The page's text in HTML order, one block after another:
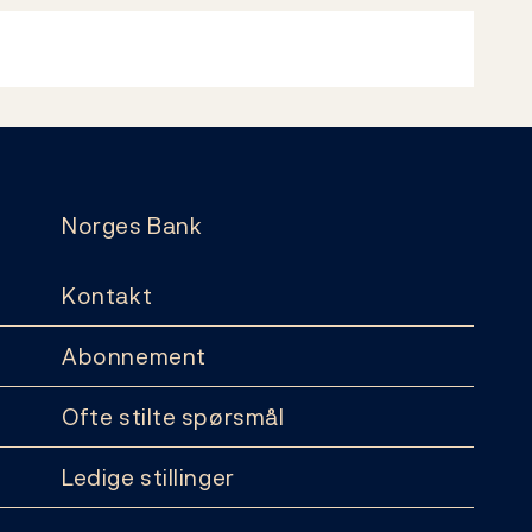
Norges Bank
Kontakt
Abonnement
Ofte stilte spørsmål
Ledige stillinger